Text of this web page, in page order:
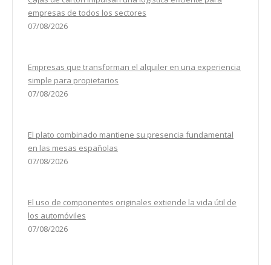
empresas de todos los sectores
07/08/2026
Empresas que transforman el alquiler en una experiencia
simple para propietarios
07/08/2026
El plato combinado mantiene su presencia fundamental
en las mesas españolas
07/08/2026
El uso de componentes originales extiende la vida útil de
los automóviles
07/08/2026